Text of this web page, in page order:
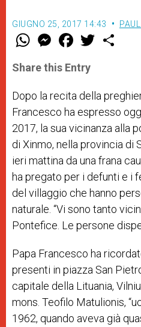
GIUGNO 25, 2017 14:43
W
t
s
p
p
M
e
s
e
g
e
r
F
a
e
b
o
k
w
r
Share this Entry
Dopo la recita della
Francesco ha espresso
2017, la sua vicinanza alla
di Xinmo, nella provincia di
ieri mattina da una frana
ha pregato per i defunti e i
del villaggio che hanno
naturale. “Vi sono tanto
Pontefice. Le persone
Papa Francesco ha
presenti in piazza San
capitale della Lituania,
mons. Teofilo Matulionis,
1962, quando aveva già